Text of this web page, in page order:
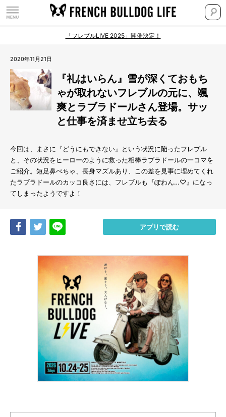
「フレブルLIVE 2025」開催決定！
2020年11月21日
『礼はいらん』雪が深くておもち
ゃが取れないフレブルの元に、颯
爽とラブラドールさん登場。サッ
と仕事を済ませ立ち去る
今回は、まさに『どうにもできない』という状況に陥ったフレブル
と、その状況をヒーローのように救った相棒ラブラドールの一コマを
ご紹介。短足鼻ぺちゃ、長身マズルあり、この差を見事に埋めてくれ
たラブラドールのカッコ良さには、フレブルも『ぽわん…♡』になっ
てしまったようですよ！
Share Tweet アプリで読む